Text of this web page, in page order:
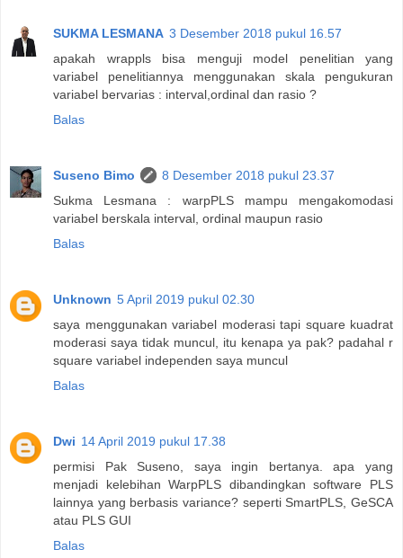
SUKMA LESMANA 3 Desember 2018 pukul 16.57
apakah wrappls bisa menguji model penelitian yang
variabel penelitiannya menggunakan skala pengukuran
variabel bervarias : interval,ordinal dan rasio ?
Balas
Suseno Bimo
8 Desember 2018 pukul 23.37
Sukma Lesmana : warpPLS mampu mengakomodasi
variabel berskala interval, ordinal maupun rasio
Balas
Unknown 5 April 2019 pukul 02.30
saya menggunakan variabel moderasi tapi square kuadrat
moderasi saya tidak muncul, itu kenapa ya pak? padahal r
square variabel independen saya muncul
Balas
Dwi 14 April 2019 pukul 17.38
permisi Pak Suseno, saya ingin bertanya. apa yang
menjadi kelebihan WarpPLS dibandingkan software PLS
lainnya yang berbasis variance? seperti SmartPLS, GeSCA
atau PLS GUI
Balas